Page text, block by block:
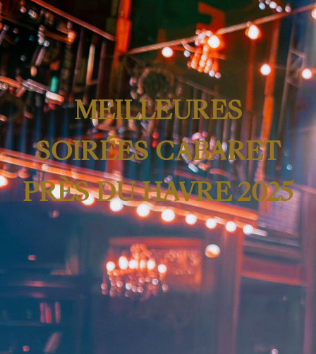
MEILLEURES
SOIRÉES CABARET
PRÈS DU HAVRE 2025